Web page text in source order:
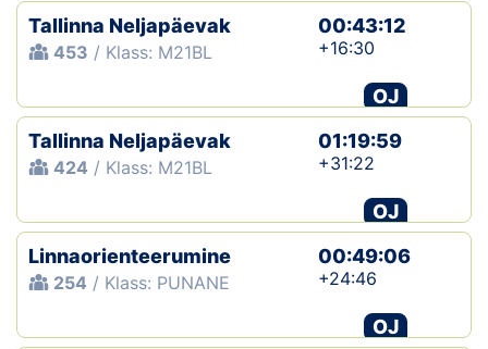
Tallinna Neljapäevak
453 / Klass: M21BL
00:43:12
+16:30
OJ
Tallinna Neljapäevak
424 / Klass: M21BL
01:19:59
+31:22
OJ
Linnaorienteerumine
254 / Klass: PUNANE
00:49:06
+24:46
OJ